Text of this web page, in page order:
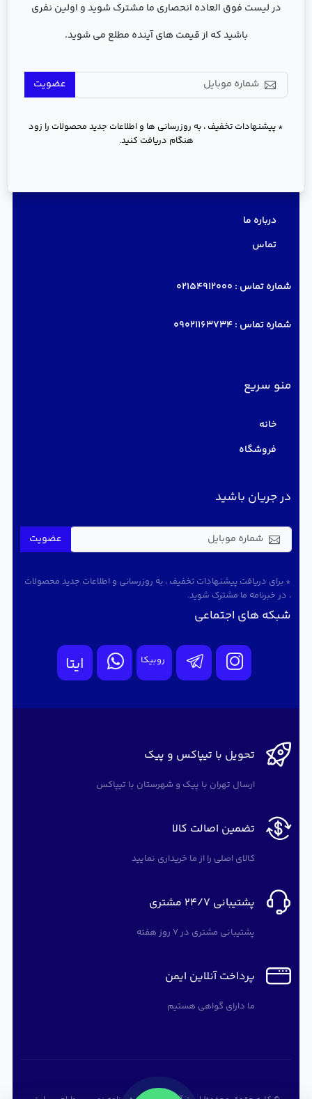
در لیست فوق العاده انحصاری ما مشترک شوید و اولین نفری
باشید که از قیمت های آینده مطلع می شوید.
عضویت
* پیشنهادات تخفیف ، به روزرسانی ها و اطلاعات جدید محصولات را زود
هنگام دریافت کنید.
درباره ما
تماس
شماره تماس : 02154912000
شماره تماس :09021163734
منو سریع
خانه
فروشگاه
در جریان باشید
عضویت
* برای دریافت پیشنهادات تخفیف ، به روزرسانی و اطلاعات جدید محصولات
، در خبرنامه ما مشترک شوید.
شبکه های اجتماعی
روبیکا ایتا
تحویل با تیپاکس و پیک
ارسال تهران با پیک و شهرستان با تیپاکس
تضمین اصالت کالا
کالای اصلی را از ما خریداری نمایید
پشتیبانی 24/7 مشتری
پشتیبانی مشتری در 7 روز هفته
پرداخت آنلاین ایمن
ما دارای گواهی هستیم